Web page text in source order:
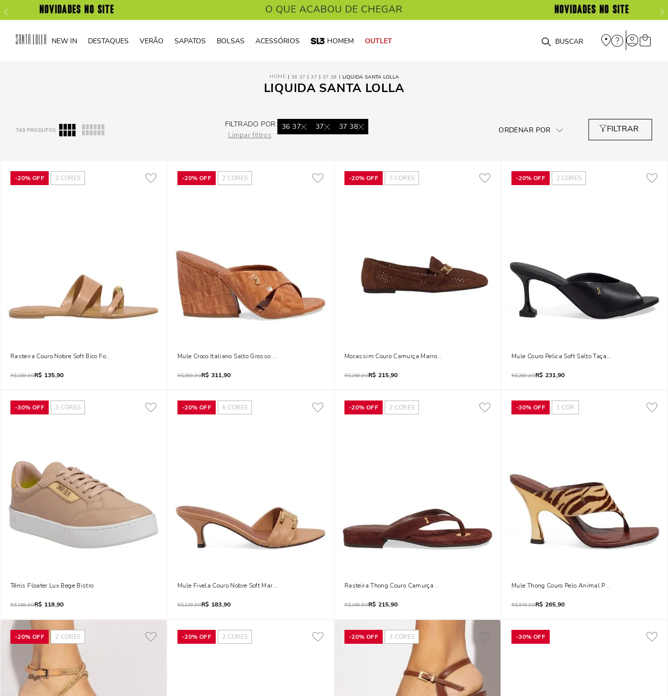
NEW IN DESTAQUES VERÃO SAPATOS BOLSAS ACESSÓRIOS HOMEM OUTLET O que você está procurando?
36 37 37 37 38 LIQUIDA SANTA LOLLA
LIQUIDA SANTA LOLLA
749 PRODUTOS
FILTRADO POR:
Limpar filtros
36 37 37 37 38
-20% OFF 3 CORES
Rasteira Couro Nobre Soft Bico Folha Doce De Leite Bege
R$169,90R$ 135,90
-20% OFF 2 CORES
Mule Croco Italiano Salto Grosso Marrom Safari
R$389,90R$ 311,90
-20% OFF 3 CORES
Mocassim Couro Camurça Marrom Terracota
R$269,90R$ 215,90
-20% OFF 2 CORES
Mule Couro Pelica Soft Salto Taça Preto
R$289,90R$ 231,90
-30% OFF 3 CORES
Tênis Floater Lux Bege Bistro
R$169,90R$ 118,90
-20% OFF 6 CORES
Mule Fivela Couro Nobre Soft Marrom Doce De Leite Salto Baixo Fino
R$229,90R$ 183,90
-20% OFF 2 CORES
Rasteira Thong Couro Camurça Marrom Terracota
R$269,90R$ 215,90
-30% OFF 1 COR
Mule Thong Couro Pelo Animal Print Zebra
R$379,90R$ 265,90
-20% OFF 2 CORES -20% OFF 2 CORES -20% OFF 3 CORES -30% OFF